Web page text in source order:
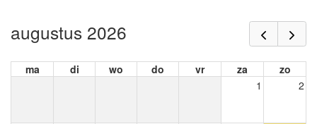
augustus 2026
ma di wo do vr za
zo
1
2